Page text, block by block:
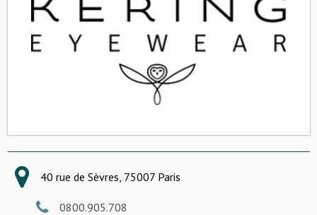
40 rue de Sèvres, 75007 Paris
0800.905.708